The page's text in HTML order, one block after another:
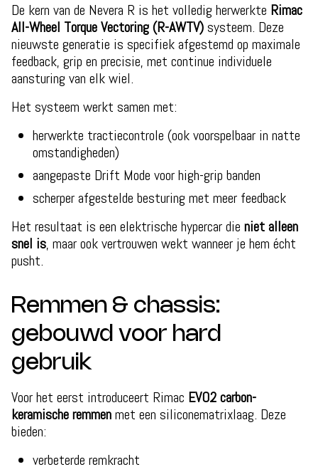
De kern van de Nevera R is het volledig herwerkte Rimac
All-Wheel Torque Vectoring (R-AWTV)systeem. Deze
nieuwste generatie is specifiek afgestemd op maximale
feedback, grip en precisie, met continue individuele
aansturing van elk wiel.
Het systeem werkt samen met:
herwerkte tractiecontrole (ook voorspelbaar in natte
omstandigheden)
aangepaste Drift Mode voor high-grip banden
scherper afgestelde besturing met meer feedback
Het resultaat is een elektrische hypercar die niet alleen
snel is, maar ook vertrouwen wekt wanneer je hem écht
pusht.
Remmen & chassis:
gebouwd voor hard
gebruik
Voor het eerst introduceert Rimac EVO2 carbon-
keramische remmenmet een siliconematrixlaag. Deze
bieden:
verbeterde remkracht